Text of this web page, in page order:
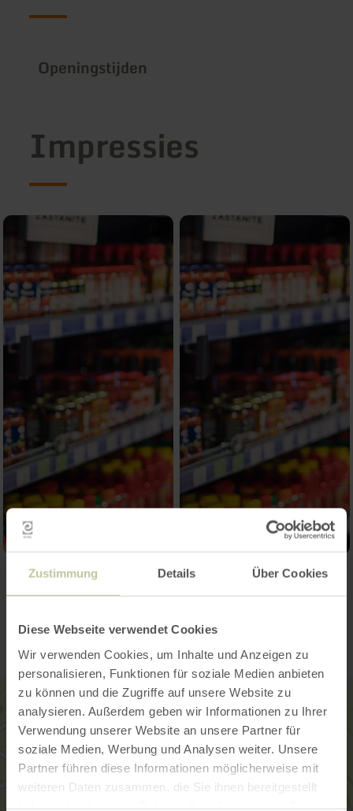
Zustimmung Details Über Cookies
Diese Webseite verwendet Cookies
Wir verwenden Cookies, um Inhalte und Anzeigen zu
personalisieren, Funktionen für soziale Medien anbieten
zu können und die Zugriffe auf unsere Website zu
analysieren. Außerdem geben wir Informationen zu Ihrer
Verwendung unserer Website an unsere Partner für
soziale Medien, Werbung und Analysen weiter. Unsere
Partner führen diese Informationen möglicherweise mit
weiteren Daten zusammen, die Sie ihnen bereitgestellt
Openingstijden
Impressies
Contact